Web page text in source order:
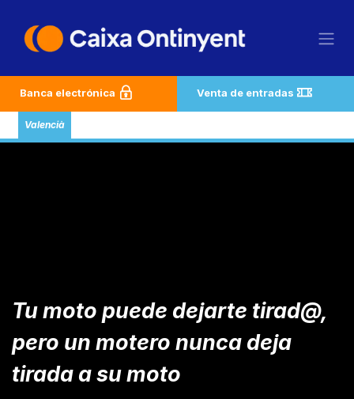
Banca electrónica Venta de entradas
Valencià
Tu moto puede dejarte tirad@,
pero un motero nunca deja
tirada a su moto